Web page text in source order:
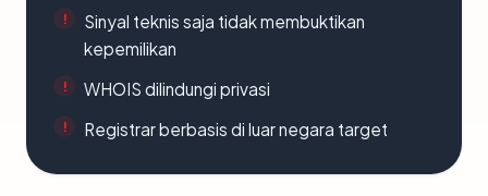
Sinyal teknis saja tidak membuktikan
kepemilikan
WHOIS dilindungi privasi
Registrar berbasis di luar negara target